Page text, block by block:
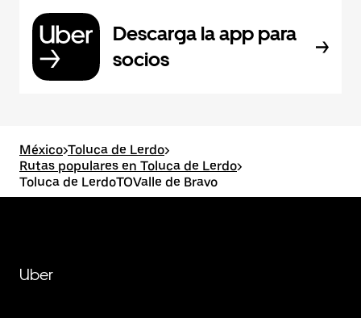
Descarga la app para
socios
México>Toluca de Lerdo>
Rutas populares en Toluca de Lerdo>
Toluca de LerdoTOValle de Bravo
Uber